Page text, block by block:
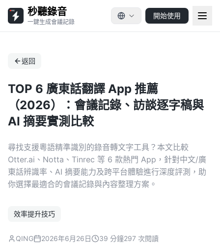
秒聽錄音
一鍵生成會議記錄
開始使用
返回
TOP 6 廣東話翻譯 App 推薦
（2026）：會議記錄、訪談逐字稿與
AI 摘要實測比較
尋找支援粵語精準識別的錄音轉文字工具？本文比較
Otter.ai、Notta、Tinrec 等 6 款熱門 App，針對中文/廣
東話辨識率、AI 摘要能力及跨平台體驗進行深度評測，助
你選擇最適合的會議記錄與內容整理方案。
效率提升技巧
QING 2026年6月26日 39 分鐘297 次閱讀